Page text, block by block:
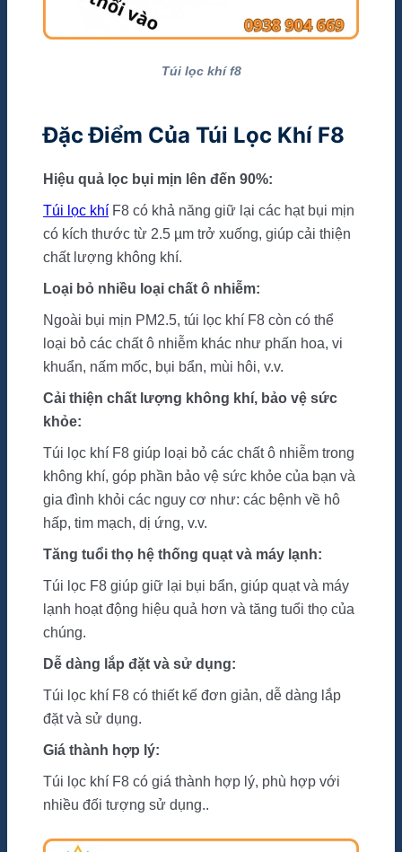
Túi lọc khí f8
Đặc Điểm Của Túi Lọc Khí F8
Hiệu quả lọc bụi mịn lên đến 90%:
Túi lọc khí F8 có khả năng giữ lại các hạt bụi mịn
có kích thước từ 2.5 µm trở xuống, giúp cải thiện
chất lượng không khí.
Loại bỏ nhiều loại chất ô nhiễm:
Ngoài bụi mịn PM2.5, túi lọc khí F8 còn có thể
loại bỏ các chất ô nhiễm khác như phấn hoa, vi
khuẩn, nấm mốc, bụi bẩn, mùi hôi, v.v.
Cải thiện chất lượng không khí, bảo vệ sức
khỏe:
Túi lọc khí F8 giúp loại bỏ các chất ô nhiễm trong
không khí, góp phần bảo vệ sức khỏe của bạn và
gia đình khỏi các nguy cơ như: các bệnh về hô
hấp, tim mạch, dị ứng, v.v.
Tăng tuổi thọ hệ thống quạt và máy lạnh:
Túi lọc F8 giúp giữ lại bụi bẩn, giúp quạt và máy
lạnh hoạt động hiệu quả hơn và tăng tuổi thọ của
chúng.
Dễ dàng lắp đặt và sử dụng:
Túi lọc khí F8 có thiết kế đơn giản, dễ dàng lắp
đặt và sử dụng.
Giá thành hợp lý:
Túi lọc khí F8 có giá thành hợp lý, phù hợp với
nhiều đối tượng sử dụng..